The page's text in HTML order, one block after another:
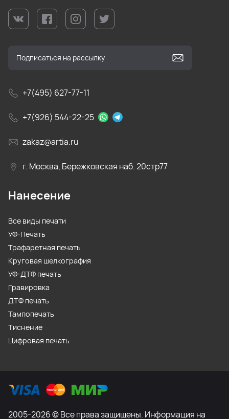
+7(495) 627-77-11
+7(926) 544-22-25
zakaz@artia.ru
г. Москва, Бережковская наб. 20стр77
Нанесение
Все виды печати
УФ-Печать
Трафаретная печать
Круговая шелкография
УФ-ДТФ печать
Гравировка
ДТФ печать
Тампопечать
Тиснение
Цифровая печать
2005-2026 © Все права защищены. Информация на